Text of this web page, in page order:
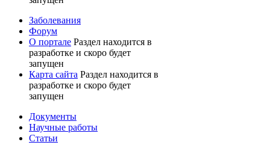
Заболевания
Форум
О портале Раздел находится в
разработке и скоро будет
запущен
Карта сайта Раздел находится в
разработке и скоро будет
запущен
Документы
Научные работы
Статьи